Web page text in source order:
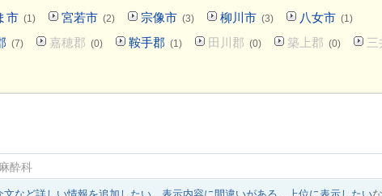
市 (1) 宮若市 (2) 宗像市 (3) 柳川市 (3) 八女市 (1)
(7) 嘉穂郡 (0) 鞍手郡 (1) 田川郡 (0) 築上郡 (0)
三
麻酔科